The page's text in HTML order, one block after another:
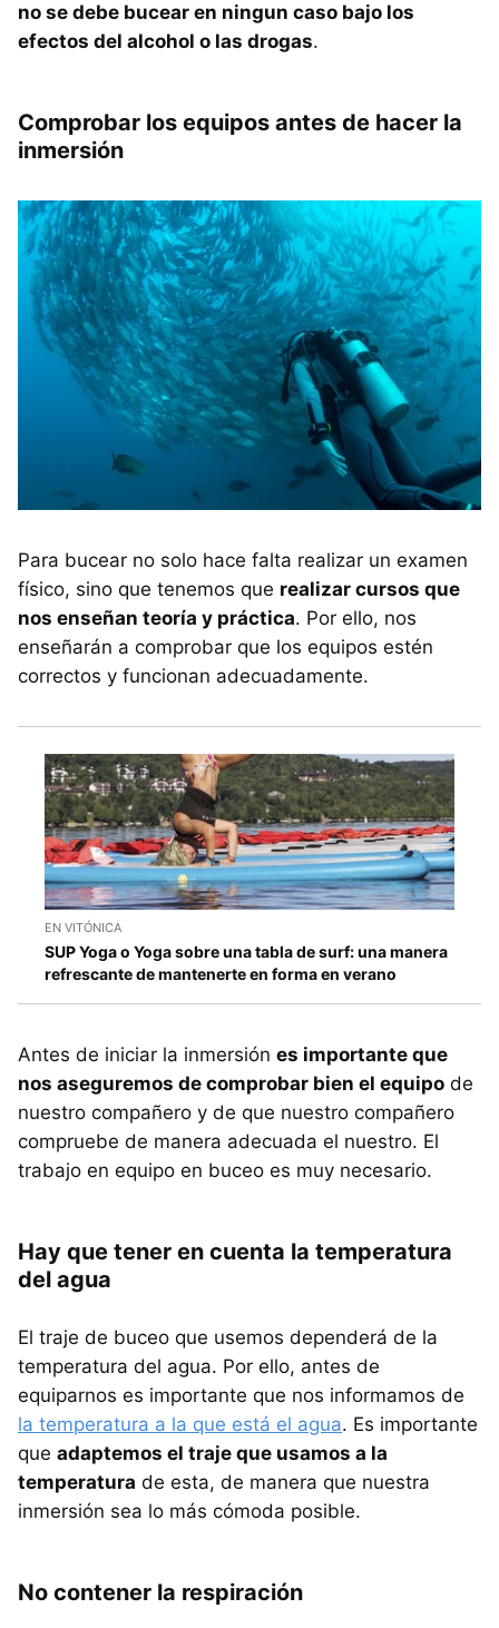
no se debe bucear en ningun caso bajo los
efectos del alcohol o las drogas.
Comprobar los equipos antes de hacer la
inmersión
Para bucear no solo hace falta realizar un examen
físico, sino que tenemos que realizar cursos que
nos enseñan teoría y práctica. Por ello, nos
enseñarán a comprobar que los equipos estén
correctos y funcionan adecuadamente.
EN VITÓNICA
SUP Yoga o Yoga sobre una tabla de surf: una manera
refrescante de mantenerte en forma en verano
Antes de iniciar la inmersión es importante que
nos aseguremos de comprobar bien el equipo de
nuestro compañero y de que nuestro compañero
compruebe de manera adecuada el nuestro. El
trabajo en equipo en buceo es muy necesario.
Hay que tener en cuenta la temperatura
del agua
El traje de buceo que usemos dependerá de la
temperatura del agua. Por ello, antes de
equiparnos es importante que nos informamos de
la temperatura a la que está el agua. Es importante
que adaptemos el traje que usamos a la
temperatura de esta, de manera que nuestra
inmersión sea lo más cómoda posible.
No contener la respiración